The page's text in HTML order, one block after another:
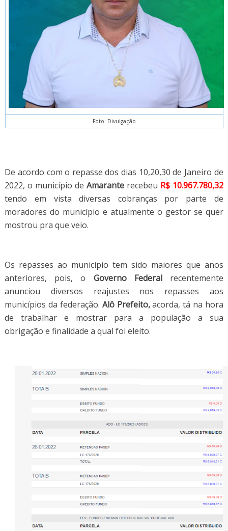
Foto: Divulgação
De acordo com o repasse dos dias 10,20,30 de Janeiro de
2022, o município de Amaranterecebeu R$ 10.967.780,32
tendo em vista diversas cobranças por parte de
moradores do município e atualmente o gestor se quer
mostrou pra que veio.
Os repasses ao município tem sido maiores que anos
anteriores, pois, o Governo Federalrecentemente
anunciou diversos reajustes nos repasses aos
municípios da federação. Alô Prefeito,acorda, tá na hora
de trabalhar e mostrar para a população a sua
obrigação e finalidade a qual foi eleito.